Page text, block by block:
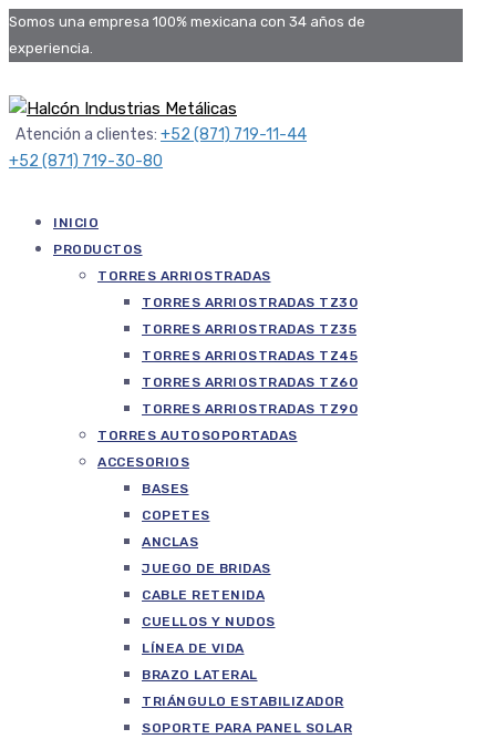
Somos una empresa 100% mexicana con 34 años de
experiencia.
Atención a clientes: +52 (871) 719-11-44
+52 (871) 719-30-80
INICIO
PRODUCTOS
TORRES ARRIOSTRADAS
TORRES ARRIOSTRADAS TZ30
TORRES ARRIOSTRADAS TZ35
TORRES ARRIOSTRADAS TZ45
TORRES ARRIOSTRADAS TZ60
TORRES ARRIOSTRADAS TZ90
TORRES AUTOSOPORTADAS
ACCESORIOS
BASES
COPETES
ANCLAS
JUEGO DE BRIDAS
CABLE RETENIDA
CUELLOS Y NUDOS
LÍNEA DE VIDA
BRAZO LATERAL
TRIÁNGULO ESTABILIZADOR
SOPORTE PARA PANEL SOLAR